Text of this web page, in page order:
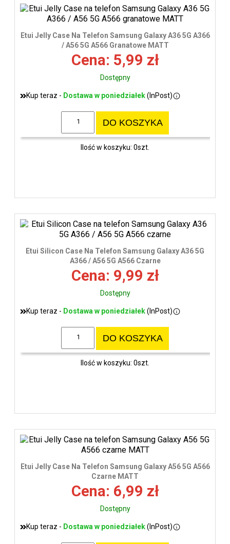
Etui Jelly Case Na Telefon Samsung Galaxy A36 5G A366
/ A56 5G A566 Granatowe MATT
Cena: 5,99 zł
Dostępny
Kup teraz - Dostawa w poniedziałek(InPost)
DO KOSZYKA
Ilość w koszyku: 0szt.
Etui Silicon Case Na Telefon Samsung Galaxy A36 5G
A366 / A56 5G A566 Czarne
Cena: 9,99 zł
Dostępny
Kup teraz - Dostawa w poniedziałek(InPost)
DO KOSZYKA
Ilość w koszyku: 0szt.
Etui Jelly Case Na Telefon Samsung Galaxy A56 5G A566
Czarne MATT
Cena: 6,99 zł
Dostępny
Kup teraz - Dostawa w poniedziałek(InPost)